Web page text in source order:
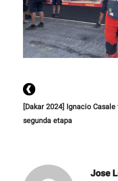
[Dakar 2024] Ignacio
segunda etapa
Jose